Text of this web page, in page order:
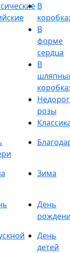
В
В
форме
сердца
В
розы
Зима
День
День
детей